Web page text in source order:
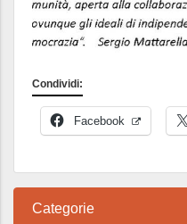
Condividi:
Facebook
Categorie